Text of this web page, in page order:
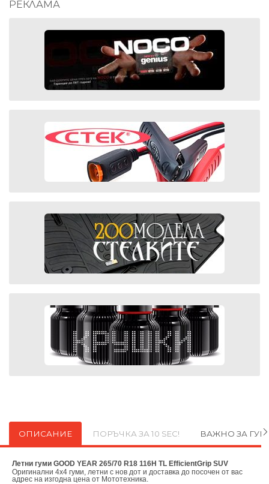
РЕКЛАМА
ОПИСАНИЕ ПОРЪЧКА ЗА 10 SEC! ВАЖНО ЗА
Летни гуми GOOD YEAR 265/70 R18 116H TL EfficientGrip SUV
Оригинални 4х4 гуми, летни с нов дот и доставка до посочен от вас
адрес на изгодна цена от Мототехника.